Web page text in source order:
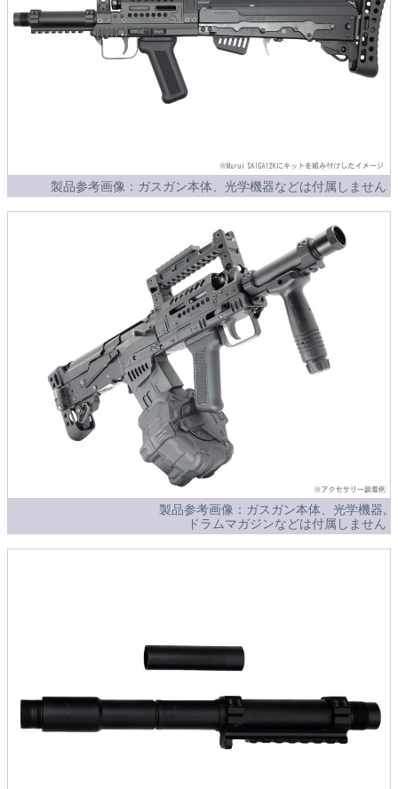
製品参考画像：ガスガン本体、光学機器などは付属しません
製品参考画像：ガスガン本体、光学機器,
ドラムマガジンなどは付属しません